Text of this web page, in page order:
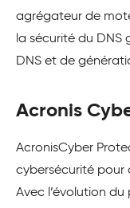
agrégateur de
la sécurité du DNS
DNS et de
Acronis
AcronisCyber
cybersécurité pour
Avec l’évolution